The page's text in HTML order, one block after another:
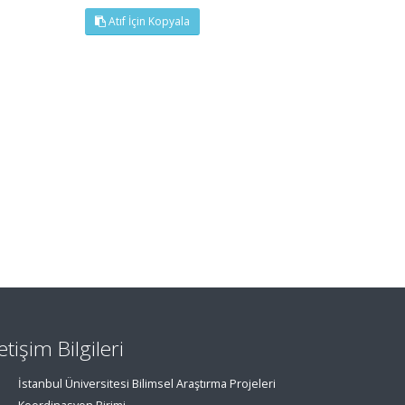
Atıf İçin Kopyala
Bilgileri
İstanbul Üniversitesi Bilimsel Araştırma Projeleri